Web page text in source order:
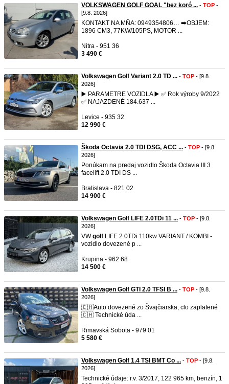
VOLKSWAGEN GOLF GOAL "bez koró ... - TOP -
[9.8. 2026]
KONTAKT NA MŇA: 0949354806… ➡️OBJEM:
1896 CM3, 77KW/105PS, MOTOR ...
Nitra - 951 36
3 490 €
Volkswagen Golf Variant 2.0 TD ... - TOP - [9.8.
2026]
▶️ PARAMETRE VOZIDLA ▶️ ✅ Rok výroby 9/2022
✅ NAJAZDENÉ 184.637 ...
Levice - 935 32
12 990 €
Škoda Octavia 2.0 TDI DSG, ACC ... - TOP - [9.8.
2026]
Ponúkam na predaj vozidlo Škoda Octavia III 3
facelift 2.0 TDI DS ...
Bratislava - 821 02
14 900 €
Volkswagen Golf LIFE 2.0TDi 11 ... - TOP - [9.8.
2026]
VWgolf LIFE 2.0TDi 110kw VARIANT / KOMBI -
vozidlo dovezené p ...
Krupina - 962 68
14 500 €
Volkswagen Golf GTI 2.0 TFSI B ... - TOP - [9.8.
2026]
🇨🇭Auto dovezené zo Švajčiarska, clo zaplatené
🇨🇭 Technické úda ...
Rimavská Sobota - 979 01
5 580 €
Volkswagen Golf 1.4 TSI BMT Co ... - TOP - [9.8.
2026]
Technické údaje: r.v. 3/2017, 122 965 km, benzín, 1